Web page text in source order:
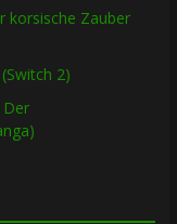
korsische Zauber
2)
Der